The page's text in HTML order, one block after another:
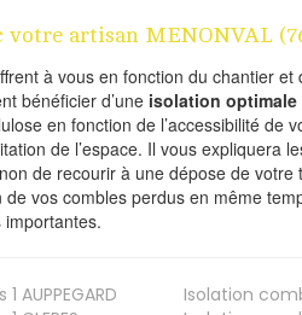
votre artisan MENONVAL
à vous en fonction du chantier
bénéficier d’une isolation
en fonction de l’accessibilité de
de l’espace. Il vous expliquera
de recourir à une dépose de
de vos combles perdus en même
1 AUPPEGARD Isolation